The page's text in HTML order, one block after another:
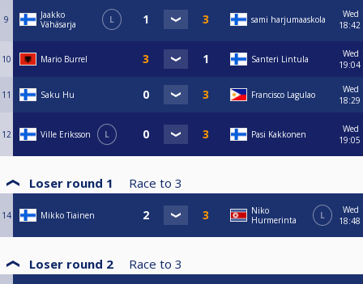
9
Jaakko
Vähäsarja
L sami harjumaaskola
Wed
18:42
10 Mario Burrel Santeri Lintula
Wed
19:04
11 Saku Hu Francisco Lagulao
Wed
18:29
12 Ville Eriksson L Pasi Kakkonen
Wed
19:05
Loser round 1 Race to 3
14 Mikko Tiainen
Niko
Hurmerinta
L
Wed
18:48
Loser round 2 Race to 3